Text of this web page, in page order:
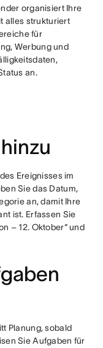
organisiert Ihre
alles strukturiert
für
Werbung und
an.
Ereignisses im
Sie das Datum,
an, damit Ihre
ist. Erfassen Sie
– 12. Oktober“ und
Planung, sobald
Sie Aufgaben für